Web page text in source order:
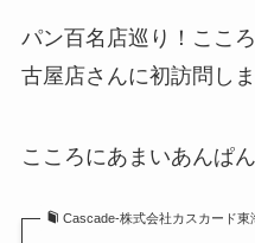
パン百名店巡り！ここ
古屋店さんに初訪問し
こころにあまいあんぱ
Cascade-株式会社カスカード東